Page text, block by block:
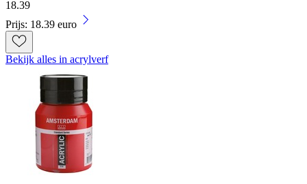
18.39
Prijs: 18.39 euro
Bekijk alles in acrylverf